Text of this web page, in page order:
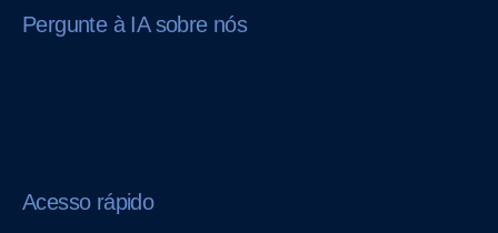
Pergunte à IA sobre nós
Acesso rápido